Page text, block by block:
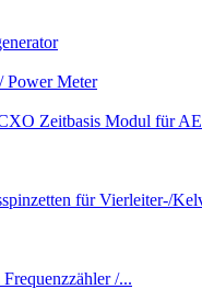
Power Meter
Zeitbasis Modul für
für Vierleiter-/
/...